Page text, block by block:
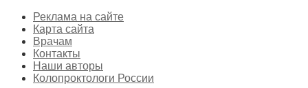
Реклама на сайте
Карта сайта
Врачам
Контакты
Наши авторы
Колопроктологи России